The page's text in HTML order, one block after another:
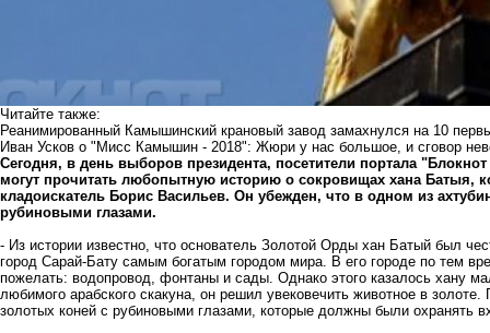
Читайте также:
Реанимированный Камышинский крановый завод замахнулся на 10
Иван Усков о "Мисс Камышин - 2018": Жюри у нас большое, и сговор
Сегодня, в день выборов президента, посетители портала
могут прочитать любопытную историю о сокровищах хана Батыя,
кладоискатель Борис Васильев. Он убежден, что в одном из
рубиновыми глазами.
- Из истории известно, что основатель Золотой Орды хан Батый был
город Сарай-Бату самым богатым городом мира. В его городе по тем
пожелать: водопровод, фонтаны и сады. Однако этого казалось хану
любимого арабского скакуна, он решил увековечить животное в
золотых коней с рубиновыми глазами, которые должны были охранять